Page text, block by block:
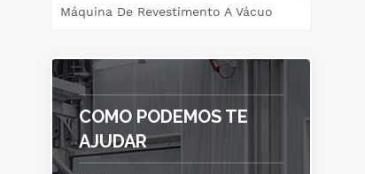
Máquina De Revestimento A Vácuo
COMO PODEMOS TE
AJUDAR